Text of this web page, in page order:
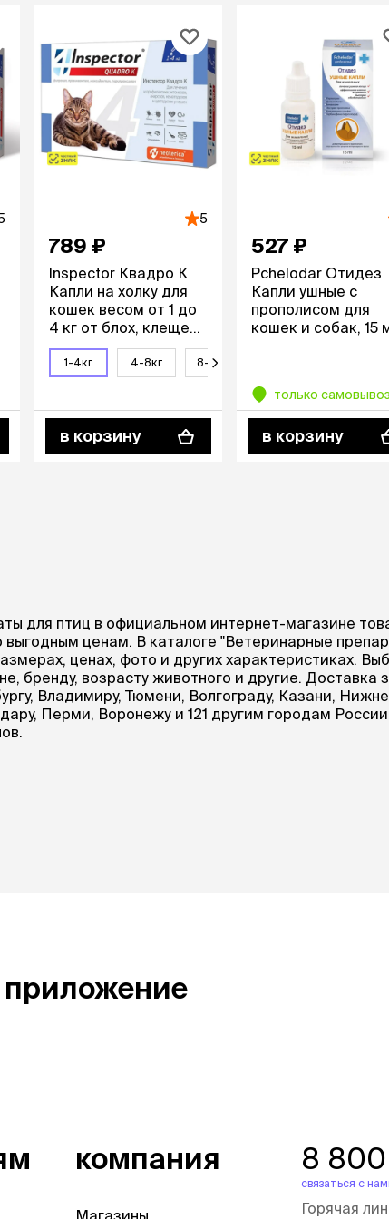
5
789 ₽
Inspector Квадро К
Капли на холку для
кошек весом от 1 до
4 кг от блох, клещей
и гельминтов, 1
пипетка
1-4кг 4-8кг 8-15кг
в корзину
527 ₽
Pchelodar Отидез
Капли ушные с
прополисом для
кошек и собак, 15
только самовывоз
в корзину
для птиц в официальном интернет-магазине
выгодным ценам. В каталоге "Ветеринарные
ценах, фото и других характеристиках.
бренду, возрасту животного и другие. Доставка
Владимиру, Тюмени, Волгограду, Казани,
Перми, Воронежу и 121 другим городам
приложение
компания 8
связаться с
Горячая